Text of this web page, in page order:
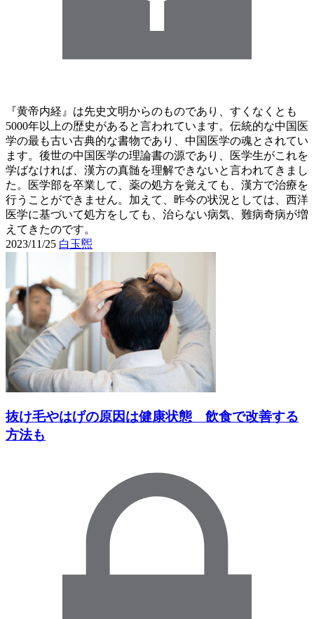
『黄帝内経』は先史文明からのものであり、すくなくとも
5000年以上の歴史があると言われています。伝統的な中国医
学の最も古い古典的な書物であり、中国医学の魂とされてい
ます。後世の中国医学の理論書の源であり、医学生がこれを
学ばなければ、漢方の真髄を理解できないと言われてきまし
た。医学部を卒業して、薬の処方を覚えても、漢方で治療を
行うことができません。加えて、昨今の状況としては、西洋
医学に基づいて処方をしても、治らない病気、難病奇病が増
えてきたのです。
2023/11/25 白玉煕
抜け毛やはげの原因は健康状態 飲食で改善する
方法も